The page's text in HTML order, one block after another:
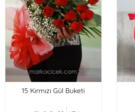
15 Kırmızı Gül Buketi